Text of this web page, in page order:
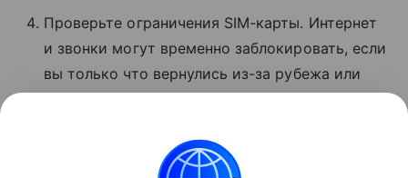
Проверьте ограничения SIM-карты. Интернет
и звонки могут временно заблокировать, если
вы только что вернулись из-за рубежа или
800 550−05−00.